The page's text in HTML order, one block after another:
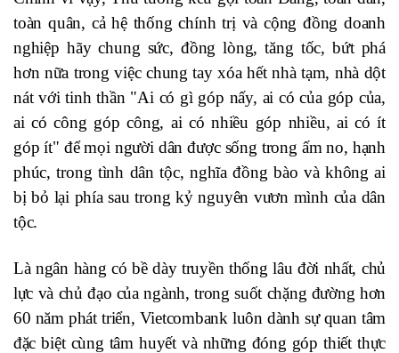
toàn quân, cả hệ thống chính trị và cộng đồng doanh
nghiệp hãy chung sức, đồng lòng, tăng tốc, bứt phá
hơn nữa trong việc chung tay xóa hết nhà tạm, nhà dột
nát với tinh thần "Ai có gì góp nấy, ai có của góp của,
ai có công góp công, ai có nhiều góp nhiều, ai có ít
góp ít" để mọi người dân được sống trong ấm no, hạnh
phúc, trong tình dân tộc, nghĩa đồng bào và không ai
bị bỏ lại phía sau trong kỷ nguyên vươn mình của dân
tộc.
Là ngân hàng có bề dày truyền thống lâu đời nhất, chủ
lực và chủ đạo của ngành, trong suốt chặng đường hơn
60 năm phát triển, Vietcombank luôn dành sự quan tâm
đặc biệt cùng tâm huyết và những đóng góp thiết thực